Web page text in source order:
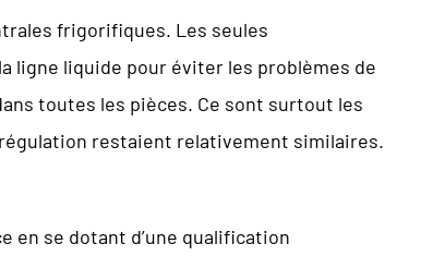
frigorifiques. Les seules
ligne liquide pour éviter les problèmes de
toutes les pièces. Ce sont surtout les
restaient relativement similaires.
en se dotant d’une qualification